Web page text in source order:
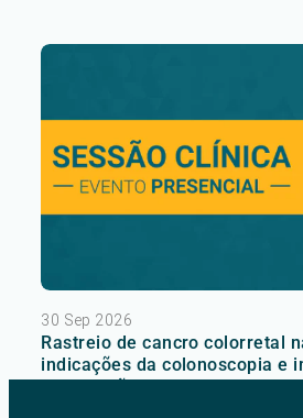
30 Sep 2026
Rastreio de cancro colorretal
indicações da colonoscopia e
preparação intestinal